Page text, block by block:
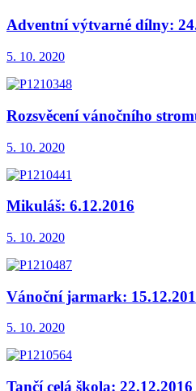
Adventní výtvarné dílny:
5. 10. 2020
Rozsvěcení vánočního
5. 10. 2020
Mikuláš: 6.12.2016
5. 10. 2020
Vánoční jarmark:
5. 10. 2020
Tančí celá škola: 22.12.2016